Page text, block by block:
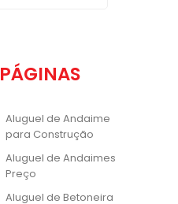
PÁGINAS
Aluguel de Andaime
para Construção
Aluguel de Andaimes
Preço
Aluguel de Betoneira